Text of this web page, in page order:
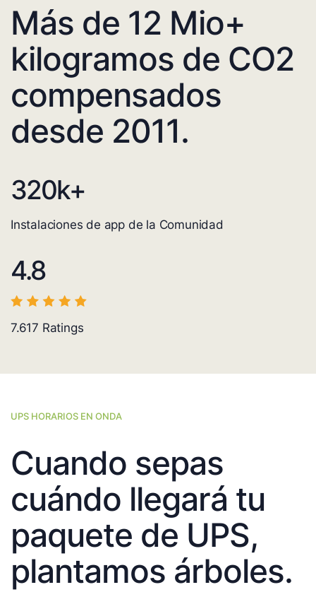
Más de 12 Mio+
kilogramos de CO2
compensados
desde 2011.
320k+
Instalaciones de app de la Comunidad
4.8
7.617 Ratings
UPS HORARIOS EN ONDA
Cuando sepas
cuándo llegará tu
paquete de UPS,
plantamos árboles.